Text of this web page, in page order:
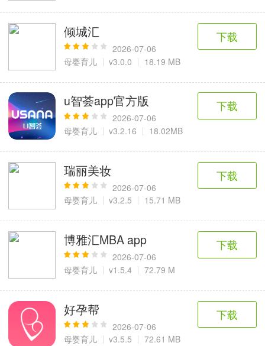
倾城汇
2026-07-06
母婴育儿
v3.0.0 18.19 MB
下载
u智荟app官方版
2026-07-06
母婴育儿
v3.2.16 18.02MB
下载
瑞丽美妆
2026-07-06
母婴育儿
v3.2.5 15.71 MB
下载
博雅汇MBA app
2026-07-06
母婴育儿
v1.5.4 72.79 M
下载
好孕帮
2026-07-06
母婴育儿
v3.5.5 72.61 MB
下载